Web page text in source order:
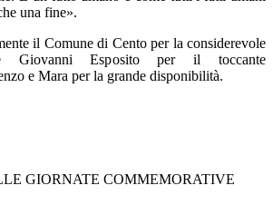
una fine».
il Comune di Cento per la considerevole
Giovanni Esposito per il toccante
e Mara per la grande disponibilità.
GIORNATE COMMEMORATIVE